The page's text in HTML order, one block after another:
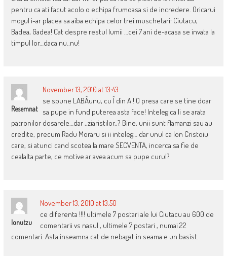
pentru ca ati facut acolo o echipa frumoasa si de incredere. Oricarui
mogul i-ar placea sa aiba echipa celor trei muschetari: Ciutacu,
Badea, Gadea! Cat despre restul lumii …cei 7 ani de-acasa se invata la
timpul lor…daca nu..nu!
Resemnat
November 13, 2010 at 13:43
se spune LABÂunu, cu Î din A ! O presa care se tine doar
sa pupe in fund puterea asta face! Inteleg ca li se arata
patronilor dosarele…dar ,,ziaristilor,,? Bine, unii sunt flamanzi sau au
credite, precum Radu Moraru si ii inteleg… dar unul ca Ion Cristoiu
care, si atunci cand scotea la mare SECVENTA, incerca sa fie de
cealalta parte, ce motive ar avea acum sa pupe curul?
Ionutzu
November 13, 2010 at 13:50
ce diferenta !!!! ultimele 7 postari ale lui Ciutacu au 600 de
comentarii vs nasul , ultimele 7 postari , numai 22
comentari. Asta inseamna cat de nebagat in seama e un basist.